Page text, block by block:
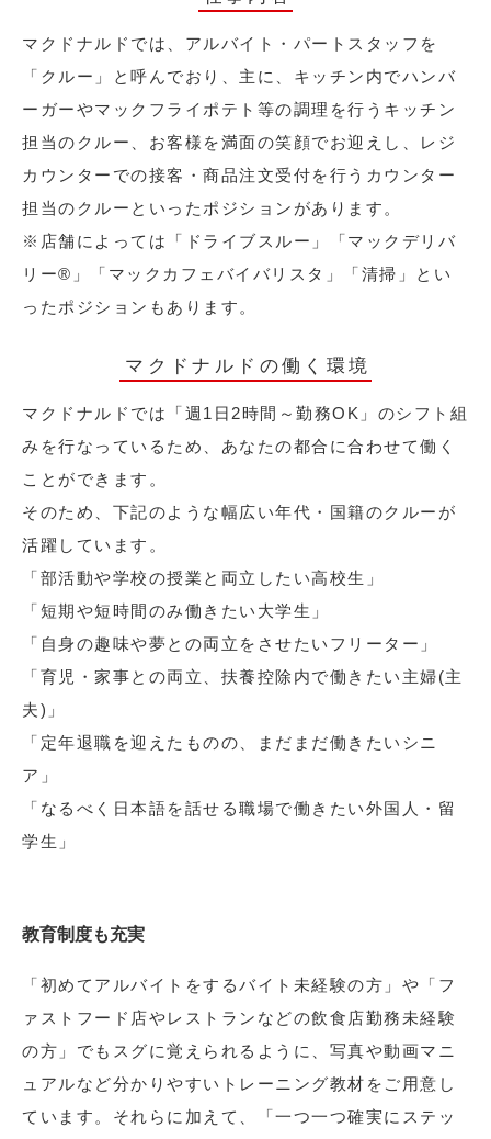
マクドナルドでは、アルバイト・パートスタッフを
「クルー」と呼んでおり、主に、キッチン内でハンバ
ーガーやマックフライポテト等の調理を行うキッチン
担当のクルー、お客様を満面の笑顔でお迎えし、レジ
カウンターでの接客・商品注文受付を行うカウンター
担当のクルーといったポジションがあります。
※店舗によっては「ドライブスルー」「マックデリバ
リー®︎」「マックカフェバイバリスタ」「清掃」とい
ったポジションもあります。
マクドナルドの働く環境
マクドナルドでは「週1日2時間～勤務OK」のシフト組
みを行なっているため、あなたの都合に合わせて働く
ことができます。
そのため、下記のような幅広い年代・国籍のクルーが
活躍しています。
「部活動や学校の授業と両立したい高校生」
「短期や短時間のみ働きたい大学生」
「自身の趣味や夢との両立をさせたいフリーター」
「育児・家事との両立、扶養控除内で働きたい主婦(主
夫)」
「定年退職を迎えたものの、まだまだ働きたいシニ
ア」
「なるべく日本語を話せる職場で働きたい外国人・留
学生」
教育制度も充実
「初めてアルバイトをするバイト未経験の方」や「フ
ァストフード店やレストランなどの飲食店勤務未経験
の方」でもスグに覚えられるように、写真や動画マニ
ュアルなど分かりやすいトレーニング教材をご用意し
ています。それらに加えて、「一つ一つ確実にステッ